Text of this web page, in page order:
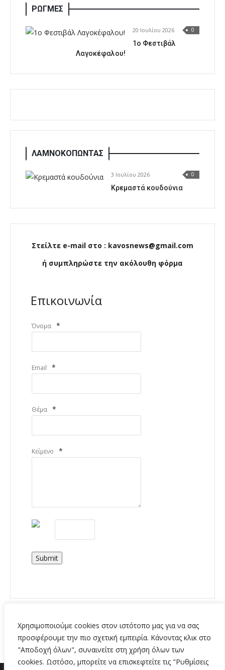
Χρησιμοποιούμε cookies στον ιστότοπο μας για να σας
προσφέρουμε την πιο σχετική εμπειρία. Κάνοντας κλικ στο
"Αποδοχή όλων", συναινείτε στη χρήση όλων των
cookies. Ωστόσο, μπορείτε να επισκεφτείτε τις "Ρυθμίσεις
ΡΩΓΜΕΣ
20 Ιουλίου 2026 0
1o Φεστιβάλ
Λαγοκέφαλου!
ΛΑΜΝΟΚΟΠΩΝΤΑΣ
3 Ιουλίου 2026 0
Κρεμαστά κουδούνια
Στείλτε e-mail στο : kavosnews@gmail.com
ή συμπληρώστε την ακόλουθη φόρμα
Επικοινωνία
Όνομα *
Email *
Θέμα *
Κείμενο *
Submit